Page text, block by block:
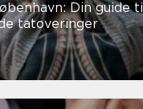
Din guide til
tatoveringer